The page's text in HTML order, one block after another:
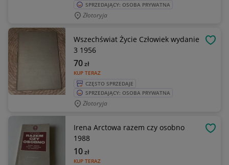
SPRZEDAJĄCY: OSOBA PRYWATNA
Złotoryja
Wszechświat Życie Człowiek wydanie
3 1956
KUP TERAZ
70zł
CZĘSTO SPRZEDAJE
SPRZEDAJĄCY: OSOBA PRYWATNA
Złotoryja
Irena Arctowa razem czy osobno
1988
KUP TERAZ
10zł